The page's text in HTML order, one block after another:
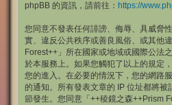
phpBB 的資訊，請前往： https://
您同意不發表任何誹謗、侮辱、具威脅
實、違反公共秩序或善良風俗、或其他
Forest++」所在國家或地域或國際公法
於本服務上。如果您觸犯了以上的規定
您的進入。在必要的情況下，您的網路
的通知。所有發表文章的 IP 位址都將
節發生。您同意「++稜鏡之森++Prism